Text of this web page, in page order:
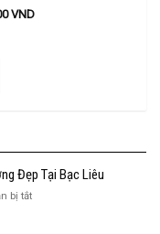
VND
Đẹp Tại Bạc Liêu
bị tắtở